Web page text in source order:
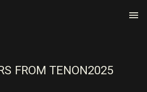
FROM TENON2025
menu